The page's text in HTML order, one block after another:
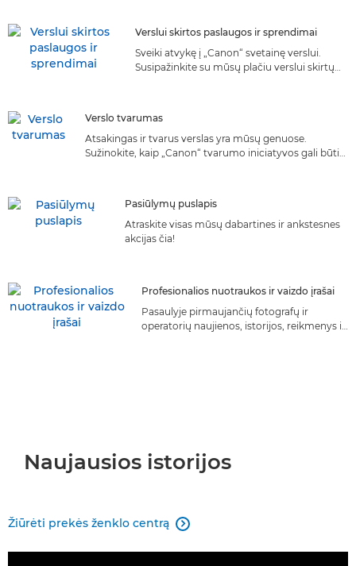
Verslui skirtos paslaugos ir sprendimai
Sveiki atvykę į „Canon“ svetainę verslui.
Susipažinkite su mūsų plačiu verslui skirtų
Verslo tvarumas
Atsakingas ir tvarus verslas yra mūsų genuose.
Sužinokite, kaip „Canon“ tvarumo iniciatyvos gali būti
Pasiūlymų puslapis
Atraskite visas mūsų dabartines ir ankstesnes
akcijas čia!
Profesionalios nuotraukos ir vaizdo įrašai
Pasaulyje pirmaujančių fotografų ir
operatorių naujienos, istorijos, reikmenys ir
Naujausios istorijos
Žiūrėti prekės ženklo centrą 